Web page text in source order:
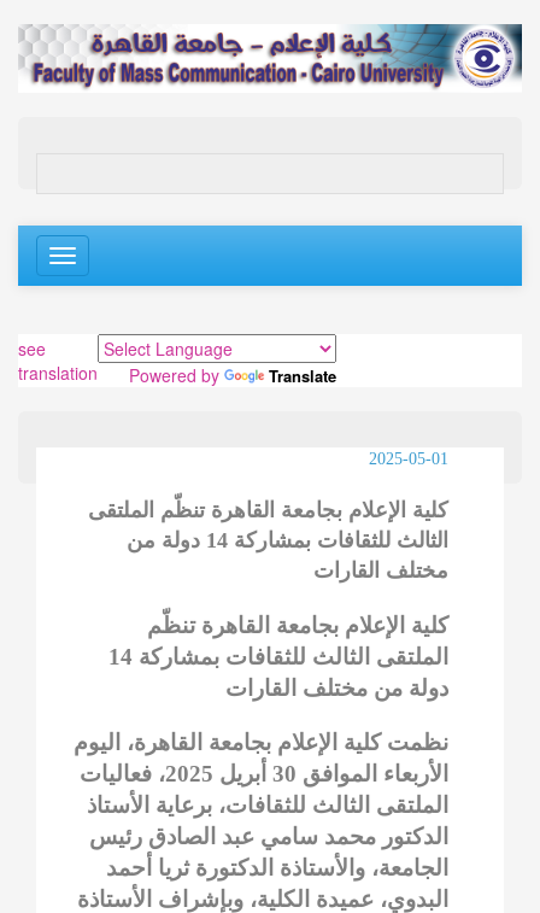
Toggle
navigation
see
translation
Powered by Translate
2025-05-01
كلية الإعلام بجامعة القاهرة تنظّم الملتقى
الثالث للثقافات بمشاركة 14 دولة من
مختلف القارات
كلية الإعلام بجامعة القاهرة تنظّم
الملتقى الثالث للثقافات بمشاركة 14
دولة من مختلف القارات
نظمت كلية الإعلام بجامعة القاهرة، اليوم
الأربعاء الموافق 30 أبريل 2025، فعاليات
الملتقى الثالث للثقافات، برعاية الأستاذ
الدكتور محمد سامي عبد الصادق رئيس
الجامعة، والأستاذة الدكتورة ثريا أحمد
البدوي، عميدة الكلية، وبإشراف الأستاذة